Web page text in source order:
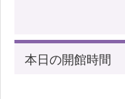
本日の開館時間